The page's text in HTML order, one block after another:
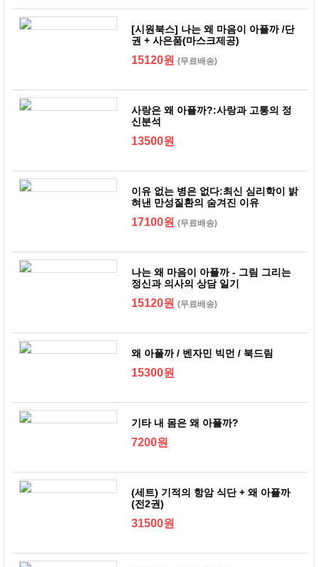
[시원북스] 나는 왜 마음이 아플까 /단
권 + 사은품(마스크제공)
15120원(무료배송)
사랑은 왜 아플까?:사랑과 고통의 정
신분석
13500원
이유 없는 병은 없다:최신 심리학이 밝
혀낸 만성질환의 숨겨진 이유
17100원(무료배송)
나는 왜 마음이 아플까 - 그림 그리는
정신과 의사의 상담 일기
15120원(무료배송)
왜 아플까 / 벤자민 빅먼 / 북드림
15300원
기타 내 몸은 왜 아플까?
7200원
(세트) 기적의 항암 식단 + 왜 아플까
(전2권)
31500원